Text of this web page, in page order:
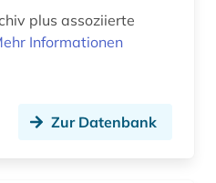
krankenhausmanagement (1)
plus assoziierte
Informationen
Zur Datenbank